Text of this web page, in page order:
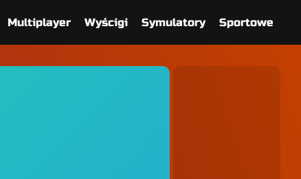
Multiplayer Wyścigi Symulatory Sportowe